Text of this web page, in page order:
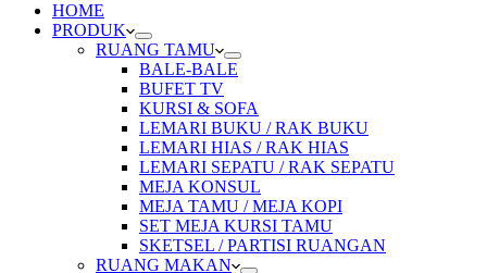
HOME
PRODUK
RUANG TAMU
BALE-BALE
BUFET TV
KURSI & SOFA
LEMARI BUKU / RAK BUKU
LEMARI HIAS / RAK HIAS
LEMARI SEPATU / RAK SEPATU
MEJA KONSUL
MEJA TAMU / MEJA KOPI
SET MEJA KURSI TAMU
SKETSEL / PARTISI RUANGAN
RUANG MAKAN